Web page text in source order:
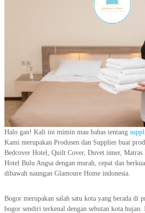
Halo gan! Kali ini mimin mau bahas tentang
Kami merupakan Produsen dan Supplier buat
Bedcover Hotel, Quilt Cover, Duvet inner, Matras
Hotel Bulu Angsa dengan murah, cepat dan
dibawah naungan Glamoure Home indonesia.
Bogor merupakan salah satu kota yang berada di
bogor sendiri terkenal dengan sebutan kota